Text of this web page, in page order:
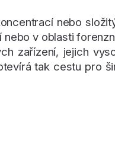
nebo
v oblasti
zařízení, jejich
tak cestu pro